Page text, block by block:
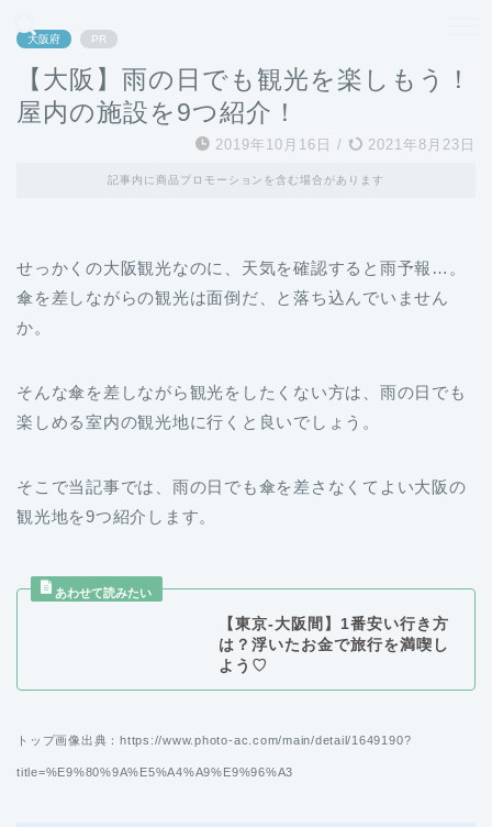
大阪府 PR
【大阪】雨の日でも観光を楽しもう！
屋内の施設を9つ紹介！
2019年10月16日 / 2021年8月23日
記事内に商品プロモーションを含む場合があります
せっかくの大阪観光なのに、天気を確認すると雨予報…。
傘を差しながらの観光は面倒だ、と落ち込んでいません
か。
そんな傘を差しながら観光をしたくない方は、雨の日でも
楽しめる室内の観光地に行くと良いでしょう。
そこで当記事では、雨の日でも傘を差さなくてよい大阪の
観光地を9つ紹介します。
【東京-大阪間】1番安い行き方
は？浮いたお金で旅行を満喫し
よう♡
トップ画像出典：https://www.photo-ac.com/main/detail/1649190?
title=%E9%80%9A%E5%A4%A9%E9%96%A3